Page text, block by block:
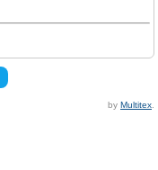
by Multitex